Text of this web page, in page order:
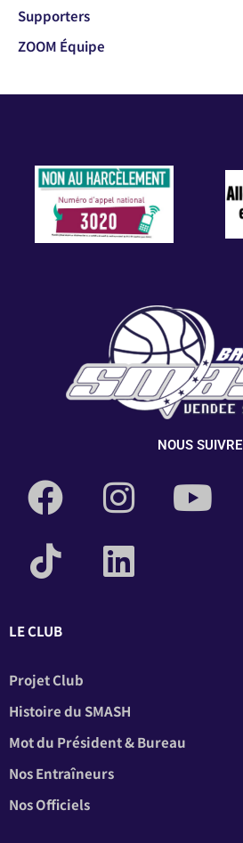
Supporters
ZOOM Équipe
NOUS SUIVRE
LE CLUB
Projet Club
Histoire du SMASH
Mot du Président & Bureau
Nos Entraîneurs
Nos Officiels